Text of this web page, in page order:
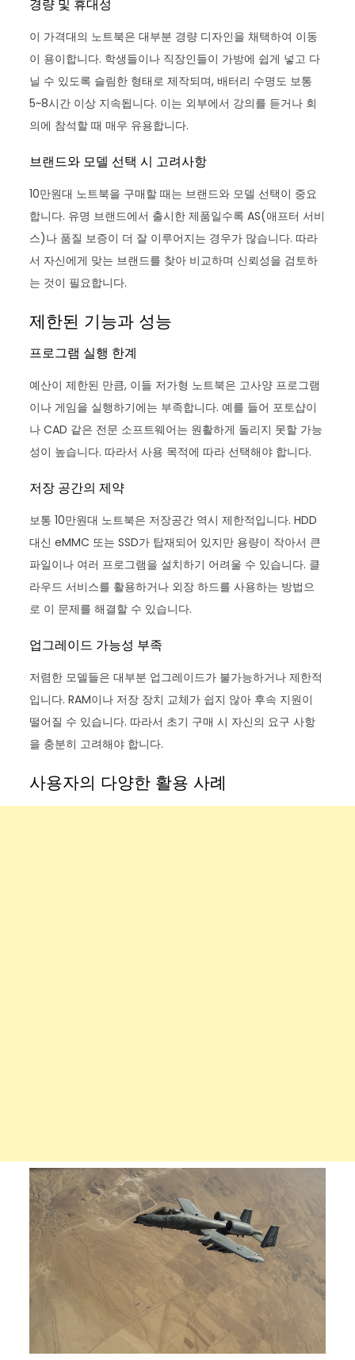
경량 및 휴대성
이 가격대의 노트북은 대부분 경량 디자인을 채택하여 이동
이 용이합니다. 학생들이나 직장인들이 가방에 쉽게 넣고 다
닐 수 있도록 슬림한 형태로 제작되며, 배터리 수명도 보통
5~8시간 이상 지속됩니다. 이는 외부에서 강의를 듣거나 회
의에 참석할 때 매우 유용합니다.
브랜드와 모델 선택 시 고려사항
10만원대 노트북을 구매할 때는 브랜드와 모델 선택이 중요
합니다. 유명 브랜드에서 출시한 제품일수록 AS(애프터 서비
스)나 품질 보증이 더 잘 이루어지는 경우가 많습니다. 따라
서 자신에게 맞는 브랜드를 찾아 비교하며 신뢰성을 검토하
는 것이 필요합니다.
제한된 기능과 성능
프로그램 실행 한계
예산이 제한된 만큼, 이들 저가형 노트북은 고사양 프로그램
이나 게임을 실행하기에는 부족합니다. 예를 들어 포토샵이
나 CAD 같은 전문 소프트웨어는 원활하게 돌리지 못할 가능
성이 높습니다. 따라서 사용 목적에 따라 선택해야 합니다.
저장 공간의 제약
보통 10만원대 노트북은 저장공간 역시 제한적입니다. HDD
대신 eMMC 또는 SSD가 탑재되어 있지만 용량이 작아서 큰
파일이나 여러 프로그램을 설치하기 어려울 수 있습니다. 클
라우드 서비스를 활용하거나 외장 하드를 사용하는 방법으
로 이 문제를 해결할 수 있습니다.
업그레이드 가능성 부족
저렴한 모델들은 대부분 업그레이드가 불가능하거나 제한적
입니다. RAM이나 저장 장치 교체가 쉽지 않아 후속 지원이
떨어질 수 있습니다. 따라서 초기 구매 시 자신의 요구 사항
을 충분히 고려해야 합니다.
사용자의 다양한 활용 사례